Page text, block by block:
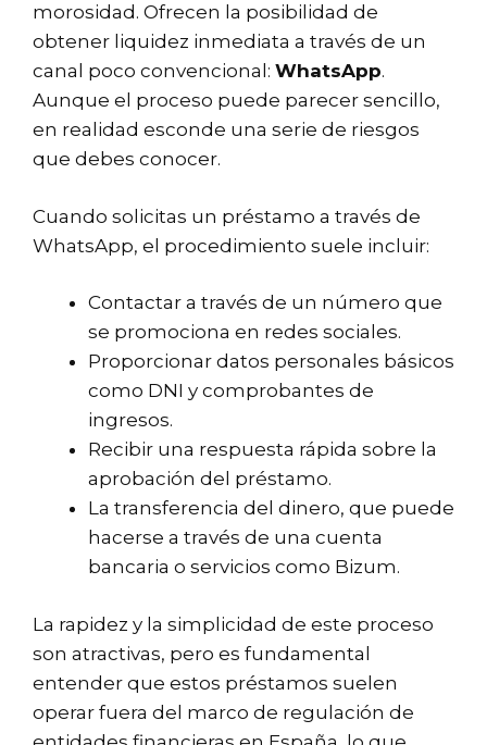
morosidad. Ofrecen la posibilidad de
obtener liquidez inmediata a través de un
canal poco convencional: WhatsApp.
Aunque el proceso puede parecer sencillo,
en realidad esconde una serie de riesgos
que debes conocer.
Cuando solicitas un préstamo a través de
WhatsApp, el procedimiento suele incluir:
Contactar a través de un número que
se promociona en redes sociales.
Proporcionar datos personales básicos
como DNI y comprobantes de
ingresos.
Recibir una respuesta rápida sobre la
aprobación del préstamo.
La transferencia del dinero, que puede
hacerse a través de una cuenta
bancaria o servicios como Bizum.
La rapidez y la simplicidad de este proceso
son atractivas, pero es fundamental
entender que estos préstamos suelen
operar fuera del marco de regulación de